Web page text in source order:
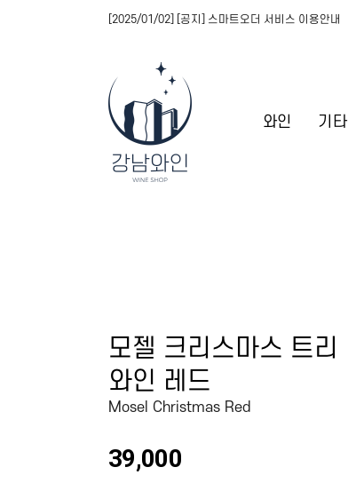
와인 기타
[2025/01/02] [공지] 스마트오더 서비스 이용안내
모젤 크리스마스 트리
와인 레드
Mosel Christmas Red
39,000